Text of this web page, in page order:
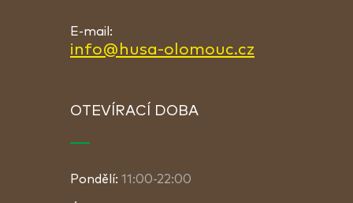
E-mail:
info@husa-olomouc.cz
OTEVÍRACÍ DOBA
Pondělí: 11:00-22:00